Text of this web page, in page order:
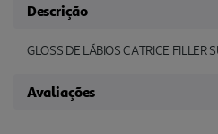
Descrição
GLOSS DE LÁBIOS CATRICE FILLER
Avaliações